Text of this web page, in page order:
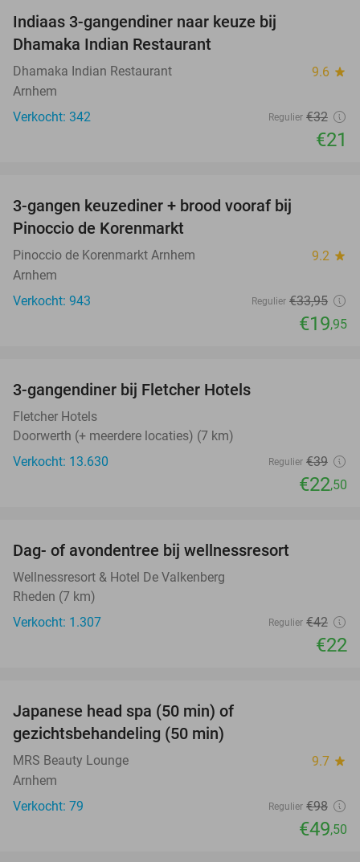
Indiaas 3-gangendiner naar keuze bij
Dhamaka Indian Restaurant
Dhamaka Indian Restaurant 9.6 star
Arnhem
Verkocht: 342
Regulier €32
€21
3-gangen keuzediner + brood vooraf bij
Pinoccio de Korenmarkt
Pinoccio de Korenmarkt Arnhem 9.2 star
Arnhem
Verkocht: 943
Regulier €33,95
€19,95
3-gangendiner bij Fletcher Hotels
Fletcher Hotels
Doorwerth (+ meerdere locaties) (7 km)
Verkocht: 13.630
Regulier €39
€22,50
Dag- of avondentree bij wellnessresort
Wellnessresort & Hotel De Valkenberg
Rheden (7 km)
Verkocht: 1.307
Regulier €42
€22
Japanese head spa (50 min) of
gezichtsbehandeling (50 min)
MRS Beauty Lounge 9.7 star
Arnhem
Verkocht: 79
Regulier €98
€49,50